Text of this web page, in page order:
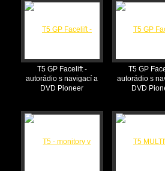
T5 GP Facelift -
autorádio s navigací a
DVD Pioneer
T5 GP
autorádio s
DVD